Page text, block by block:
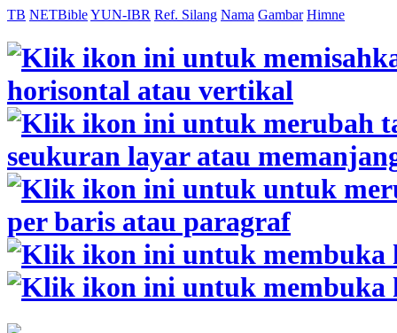
TB NETBibleYUN-IBR Ref. Silang Nama Gambar Himne